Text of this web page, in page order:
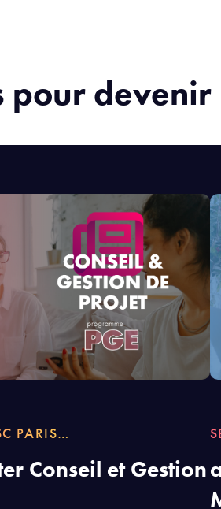
pour
PARIS…
Conseil et Gestion